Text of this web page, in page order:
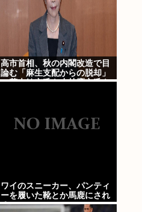
高市首相、秋の内閣改造で目
論む「麻生支配からの脱却」
…茂木敏充氏も小林鷹之氏も
ワイのスニーカー、パンティ
ーを履いた靴とか馬鹿にされ
る